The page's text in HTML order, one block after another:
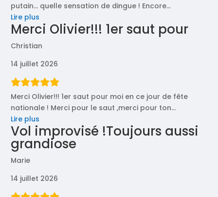
putain… quelle sensation de dingue ! Encore…
Lire plus
saut
ma
vie, »
Merci Olivier!!! 1er saut pour
Christian
14 juillet 2026
Merci Olivier!!! 1er saut pour moi en ce jour de fête
nationale ! Merci pour le saut ,merci pour ton…
Lire plus
Olivier!!!
1er
Vol improvisé !Toujours aussi
grandiose
Marie
14 juillet 2026